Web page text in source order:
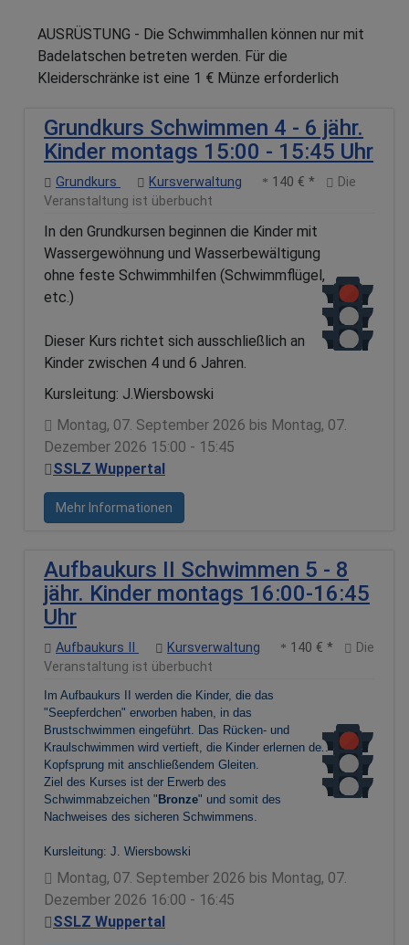
AUSRÜSTUNG - Die Schwimmhallen können nur mit
Badelatschen betreten werden. Für die
Kleiderschränke ist eine 1 € Münze erforderlich
Grundkurs Schwimmen 4 - 6 jähr.
Kinder montags 15:00 - 15:45 Uhr
Grundkurs Kursverwaltung 140 € *
Die
Veranstaltung ist überbucht
In den Grundkursen beginnen die Kinder mit
Wassergewöhnung und Wasserbewältigung
ohne feste Schwimmhilfen (Schwimmflügel,
etc.)
Dieser Kurs richtet sich ausschließlich an
Kinder zwischen 4 und 6 Jahren.
Kursleitung: J.Wiersbowski
Montag, 07. September 2026 bis Montag, 07.
Dezember 2026 15:00 - 15:45
SSLZ Wuppertal
Mehr Informationen
Aufbaukurs II Schwimmen 5 - 8
jähr. Kinder montags 16:00-16:45
Uhr
Aufbaukurs II Kursverwaltung 140 € *
Die
Veranstaltung ist überbucht
Im Aufbaukurs II werden die Kinder, die das
"Seepferdchen" erworben haben, in das
Brustschwimmen eingeführt. Das Rücken- und
Kraulschwimmen wird vertieft, die Kinder erlernen den
Kopfsprung mit anschließendem Gleiten.
Ziel des Kurses ist der Erwerb des
Schwimmabzeichen " Bronze" und somit des
Nachweises des sicheren Schwimmens.
Kursleitung: J. Wiersbowski
Montag, 07. September 2026 bis Montag, 07.
Dezember 2026 16:00 - 16:45
SSLZ Wuppertal